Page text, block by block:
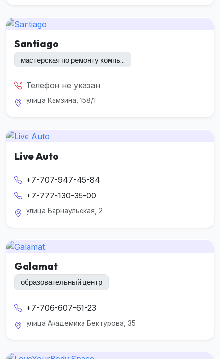
Santiago
мастерская по ремонту компь...
Телефон не указан
улица Камзина, 158/1
Live Auto
+7-707-947-45-84
+7-777-130-35-00
улица Барнаульская, 2
Galamat
образовательный центр
+7-706-607-61-23
улица Академика Бектурова, 35